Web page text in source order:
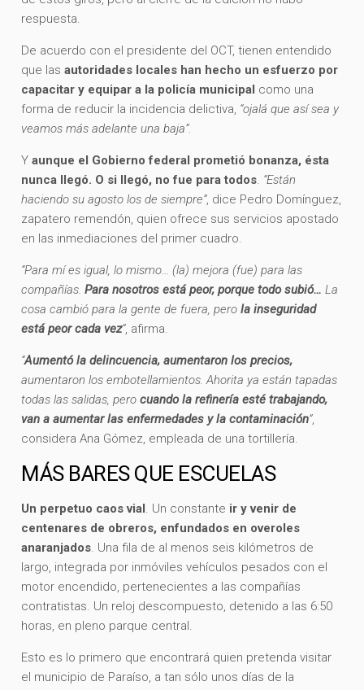
respuesta.
De acuerdo con el presidente del OCT, tienen entendido
que lasautoridades locales han hecho un esfuerzo por
capacitar y equipar a la policía municipal como una
forma de reducir la incidencia delictiva, “ojalá que así sea y
veamos más adelante una baja”.
Y aunque el Gobierno federal prometió bonanza, ésta
nunca llegó. O si llegó, no fue para todos. “Están
haciendo su agosto los de siempre”, dice Pedro Domínguez,
zapatero remendón, quien ofrece sus servicios apostado
en las inmediaciones del primer cuadro.
“Para mí es igual, lo mismo… (la) mejora (fue) para las
compañías.Para nosotros está peor, porque todo subió…La
cosa cambió para la gente de fuera, perola inseguridad
está peor cada vez”, afirma.
“Aumentó la delincuencia, aumentaron los precios,
aumentaron los embotellamientos. Ahorita ya están tapadas
todas las salidas, perocuando la refinería esté trabajando,
van a aumentar las enfermedades y la contaminación”,
considera Ana Gómez, empleada de una tortillería.
MÁS BARES QUE ESCUELAS
Un perpetuo caos vial. Un constante ir y venir de
centenares de obreros, enfundados en overoles
anaranjados. Una fila de al menos seis kilómetros de
largo, integrada por inmóviles vehículos pesados con el
motor encendido, pertenecientes a las compañías
contratistas. Un reloj descompuesto, detenido a las 6:50
horas, en pleno parque central.
Esto es lo primero que encontrará quien pretenda visitar
el municipio de Paraíso, a tan sólo unos días de la